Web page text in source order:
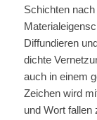
Schichten
Diffundieren
dichte
auch in einem
Zeichen wird
und Wort